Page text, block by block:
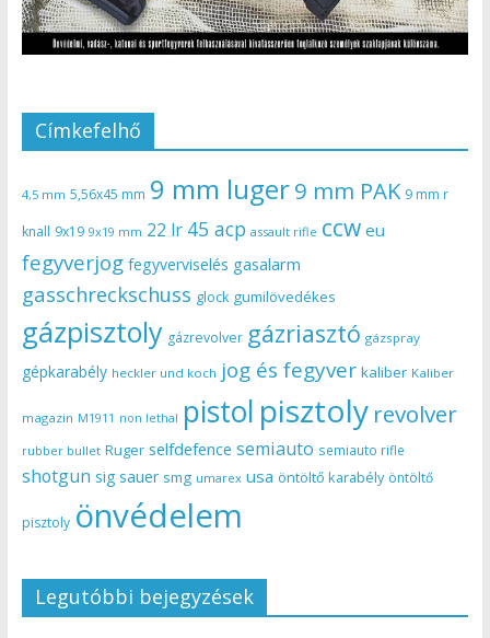
Címkefelhő
4,5 mm 5,56x45 mm 9 mm luger9 mm PAK 9 mm r
knall 9x19 9x19 mm 22 lr 45 acp assault rifle ccw eu
fegyverjog fegyverviselés gasalarm
gasschreckschuss glock gumilövedékes
gázpisztoly gázrevolver gázriasztó gázspray
gépkarabély heckler und koch jog és fegyver kaliber Kaliber
magazin M1911 non lethal pistol pisztoly revolver
rubber bullet Ruger selfdefence semiauto semiauto rifle
shotgun sig sauer smg umarex usa öntöltő karabély öntöltő
pisztoly önvédelem
Legutóbbi bejegyzések